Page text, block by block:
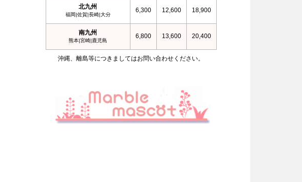
北九州
福岡|佐賀|長崎|大分
6,300 12,600 18,900
南九州
熊本|宮崎|鹿児島
6,800 13,600 20,400
沖縄、離島等につきましてはお問い合わせください。